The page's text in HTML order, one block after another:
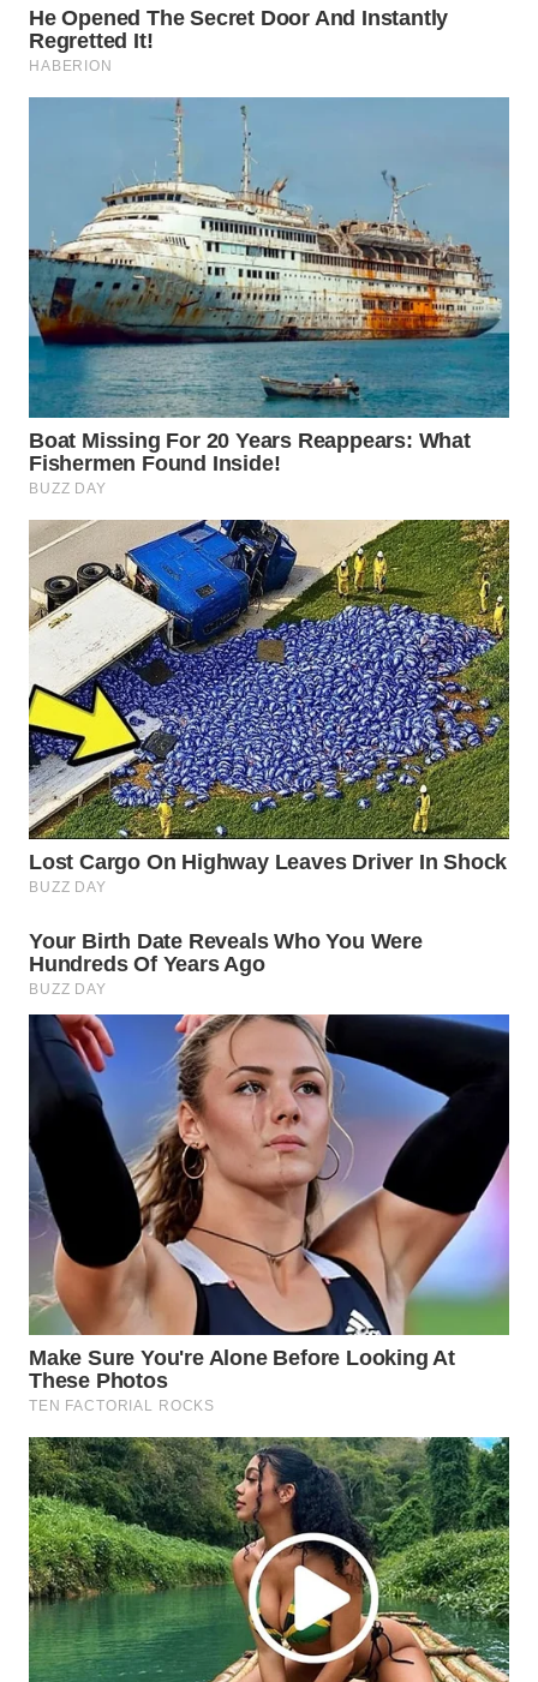
WN
PRIANGAN
SEMARANG
WN
SOLO
WN
BOROBUDUR
WN
MADURA
SURABAYA
WN
NATUNA
WN
BINTAN
WN
MANDALIKA
WN
LIKUPANG
WN
LABUANBAJO
WN
BORNEO
Wahana
Media
Group
WAHANA
NEWS
WAHANA
TANI
WAHANA
WAHANA
INFRASTRUKTUR
WAHANA
KONSUMEN
WAHANA